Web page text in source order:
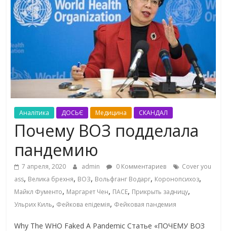
Аналітика ДОСЬЄ Медицина СКАНДАЛ
Почему ВОЗ подделала
пандемию
7 апреля, 2020 admin 0 Комментариев
Cover you
ass, Велика брехня, ВОЗ, Вольфганг Водарг, Коронопсихоз,
Майкл Фументо, Маргарет Чен, ПАСЕ, Прикрыть задницу,
Ульрих Киль, Фейкова епідемія, Фейковая пандемия
Why The WHO Faked A Pandemic Статье «ПОЧЕМУ ВОЗ